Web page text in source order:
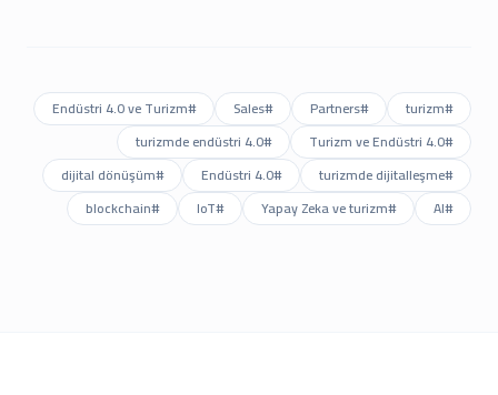
#
turizm
#
Partners
#
Sales
#
Endüstri 4.0 ve Turizm
#
Turizm ve Endüstri 4.0
#
turizmde endüstri 4.0
#
turizmde dijitalleşme
#
Endüstri 4.0
#
dijital dönüşüm
#
AI
#
Yapay Zeka ve turizm
#
IoT
#
blockchain